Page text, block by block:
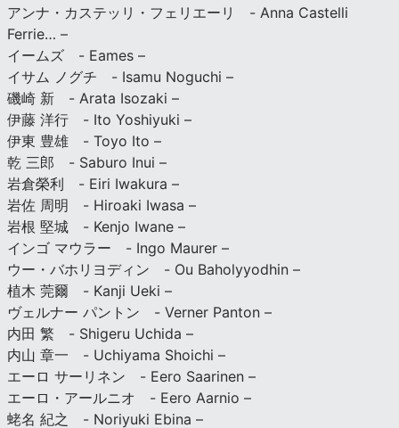
アンナ・カステッリ・フェリエーリ - Anna Castelli
Ferrie… –
イームズ - Eames –
イサム ノグチ - Isamu Noguchi –
磯崎 新 - Arata Isozaki –
伊藤 洋行 - Ito Yoshiyuki –
伊東 豊雄 - Toyo Ito –
乾 三郎 - Saburo Inui –
岩倉榮利 - Eiri Iwakura –
岩佐 周明 - Hiroaki Iwasa –
岩根 堅城 - Kenjo Iwane –
インゴ マウラー - Ingo Maurer –
ウー・バホリヨディン - Ou Baholyyodhin –
植木 莞爾 - Kanji Ueki –
ヴェルナー パントン - Verner Panton –
内田 繁 - Shigeru Uchida –
内山 章一 - Uchiyama Shoichi –
エーロ サーリネン - Eero Saarinen –
エーロ・アールニオ - Eero Aarnio –
蛯名 紀之 - Noriyuki Ebina –